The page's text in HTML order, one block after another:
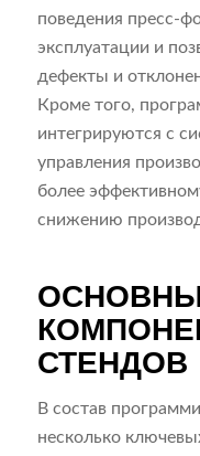
поведения пресс-
эксплуатации и
дефекты и
Кроме того,
интегрируются с
управления
более
снижению
СТЕНДОВ
В состав
несколько